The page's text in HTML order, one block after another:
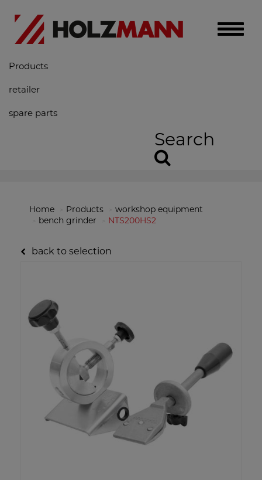
Toggle
Products
retailer
spare parts
Search
Home Products
workshop equipment
bench grinder
NTS200HS2
back to selection